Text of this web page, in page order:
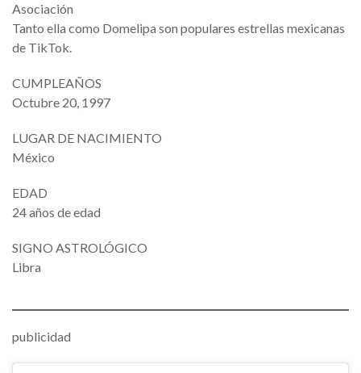
Asociación
Tanto ella como Domelipa son populares estrellas mexicanas
de TikTok.
CUMPLEAÑOS
Octubre 20, 1997
LUGAR DE NACIMIENTO
México
EDAD
24 años de edad
SIGNO ASTROLÓGICO
Libra
publicidad